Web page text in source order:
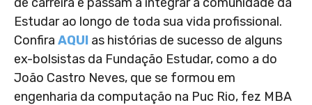
Estudar ao longo de toda sua vida profissional.
Confira AQUI as histórias de sucesso de alguns
ex-bolsistas da Fundação Estudar, como a do
João Castro Neves, que se formou em
engenharia da computação na Puc Rio, fez MBA